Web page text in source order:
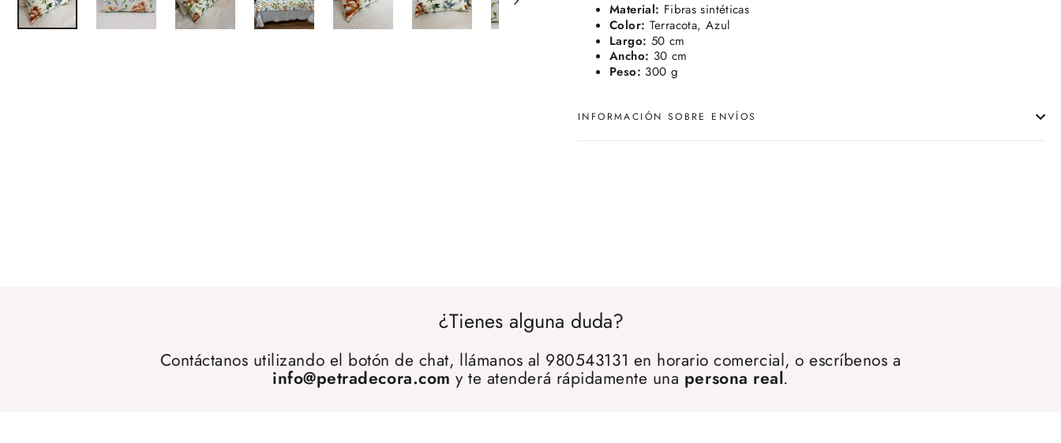
Material: Fibras sintéticas
Color: Terracota, Azul
Largo: 50 cm
Ancho: 30 cm
Peso: 300 g
INFORMACIÓN SOBRE ENVÍOS
¿Tienes alguna duda?
Contáctanos utilizando el botón de chat, llámanos al 980543131 en horario comercial, o escríbenos a
info@petradecora.com y te atenderá rápidamente una persona real.